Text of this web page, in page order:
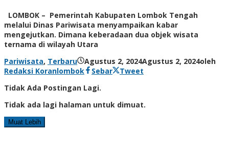
LOMBOK – Pemerintah Kabupaten Lombok Tengah
melalui Dinas Pariwisata menyampaikan kabar
mengejutkan. Dimana keberadaan dua objek wisata
ternama di wilayah Utara
Pariwisata, Terbaru Agustus 2, 2024Agustus 2, 2024oleh
Redaksi Koranlombok
Sebar
Tweet
Tidak Ada Postingan Lagi.
Tidak ada lagi halaman untuk dimuat.
Muat Lebih